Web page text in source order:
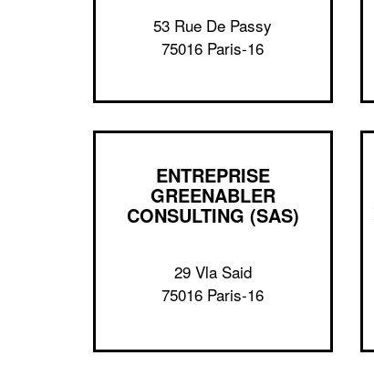
53 Rue De Passy
75016 Paris-16
ENTREPRISE
GREENABLER
CONSULTING (SAS)
29 Vla Said
75016 Paris-16